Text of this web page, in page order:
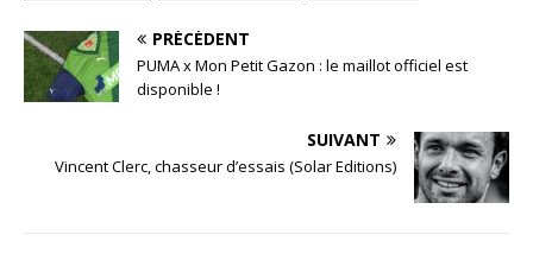
PRÉCÉDENT
PUMA x Mon Petit Gazon : le maillot officiel est
disponible !
SUIVANT
Vincent Clerc, chasseur d’essais (Solar Editions)